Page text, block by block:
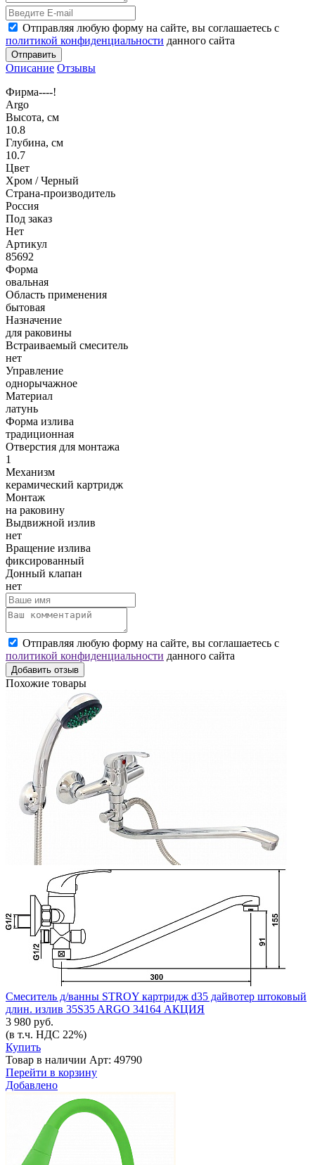
Отправляя любую форму на сайте, вы соглашаетесь с
политикой конфиденциальности данного сайта
Отправить
Описание Отзывы
Фирма----!
Argo
Высота, см
10.8
Глубина, см
10.7
Цвет
Хром / Черный
Страна-производитель
Россия
Под заказ
Нет
Артикул
85692
Форма
овальная
Область применения
бытовая
Назначение
для раковины
Встраиваемый смеситель
нет
Управление
однорычажное
Материал
латунь
Форма излива
традиционная
Отверстия для монтажа
1
Механизм
керамический картридж
Монтаж
на раковину
Выдвижной излив
нет
Вращение излива
фиксированный
Донный клапан
нет
Отправляя любую форму на сайте, вы соглашаетесь с
политикой конфиденциальности данного сайта
Добавить отзыв
Похожие товары
Смеситель д/ванны STROY картридж d35 дайвотер штоковый
длин. излив 35S35 ARGO 34164 АКЦИЯ
3 980 руб.
(в т.ч. НДС 22%)
Купить
Товар в наличии Арт: 49790
Перейти в корзину
Добавлено